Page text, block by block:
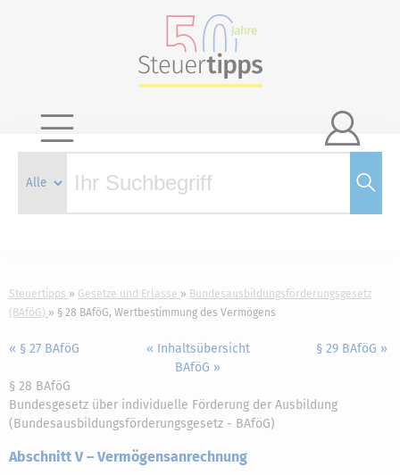

Steuertipps Gesetze und Erlasse
Bundesausbildungsförderungsgesetz
(BAföG)
§ 28 BAföG, Wertbestimmung des Vermögens
« § 27 BAföG
« Inhaltsübersicht
BAföG »
§ 29 BAföG »
§ 28 BAföG
Bundesgesetz über individuelle Förderung der Ausbildung
(Bundesausbildungsförderungsgesetz - BAföG)
Abschnitt V – Vermögensanrechnung